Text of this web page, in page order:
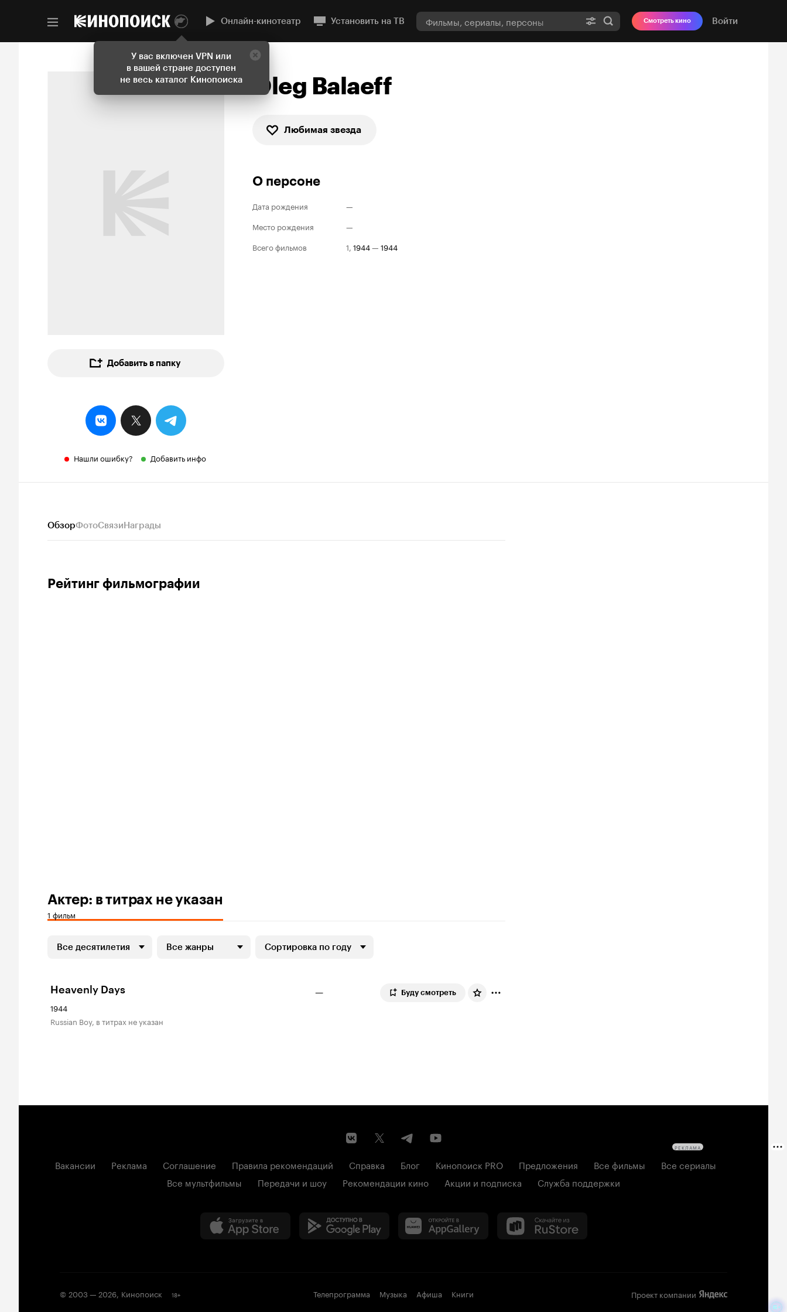
У вас включен VPN или
в вашей стране доступен
не весь каталог Кинопоиска
Онлайн-кинотеатр Установить на ТВ Смотреть кино Войти
Добавить в папку
Нашли ошибку? Добавить инфо
Oleg Balaeff
Любимая звезда
О персоне
Дата рождения
—
Место рождения
—
Всего фильмов
1, 1944— 1944
ОбзорФотоСвязиНаграды
Рейтинг фильмографии
Актер: в титрах не указан
1 фильм
Все десятилетия Все жанры Сортировка по году
Heavenly Days
1944
Russian Boy, в титрах не указан
— Буду смотреть
Вакансии Реклама Соглашение Правила рекомендаций Справка Блог Кинопоиск PRO Предложения Все фильмы
Все сериалы
Все мультфильмы
Передачи и шоу Рекомендации кино Акции и подписка Служба поддержки
© 2003 —2026, Кинопоиск 18+ Телепрограмма Музыка Афиша Книги Проект компании
РЕКЛАМА